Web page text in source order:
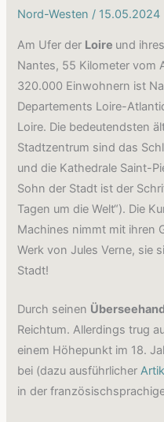
Nord-Westen / 15.05.2024
Am Ufer der Loire und
Nantes, 55 Kilometer vom
320.000 Einwohnern ist
Departements Loire-
Loire. Die bedeutendsten
Stadtzentrum sind das
und die Kathedrale Saint-
Sohn der Stadt ist der
Tagen um die Welt“). Die
Machines nimmt mit ihren
Werk von Jules Verne, sie
Stadt!
Durch seinen
Reichtum. Allerdings trug
einem Höhepunkt im 18.
bei (dazu ausführlicher
in der